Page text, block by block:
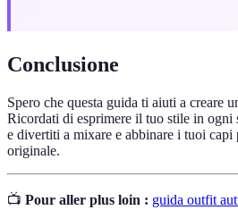
Conclusione
Spero che questa guida ti aiuti a creare
Ricordati di esprimere il tuo stile in ogni
e divertiti a mixare e abbinare i tuoi
originale.
📺 Pour aller plus loin : guida outfit